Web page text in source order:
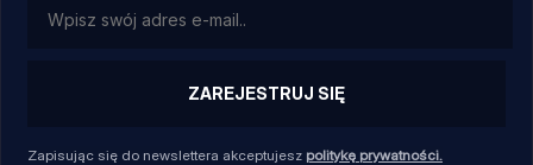
ZAREJESTRUJ SIĘ
Zapisując się do newslettera akceptujesz politykę prywatności.